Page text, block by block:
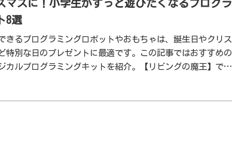
マスに！小学生がずっと遊びたくなるプログラ
8選
きるプログラミングロボットやおもちゃは、誕生日やクリス
特別な日のプレゼントに最適です。この記事ではおすすめの
カルプログラミングキットを紹介。【リビングの魔王】では